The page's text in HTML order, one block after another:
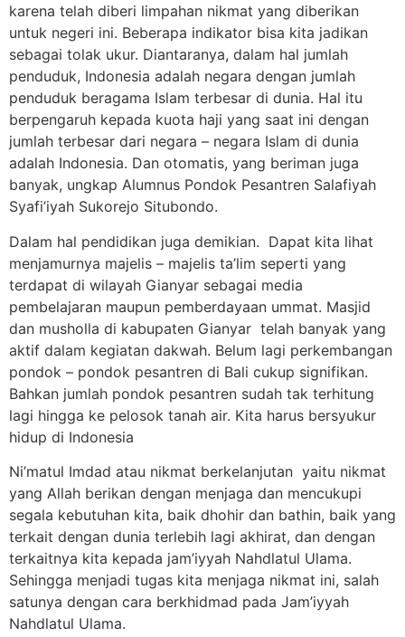
karena telah diberi limpahan nikmat yang diberikan
untuk negeri ini. Beberapa indikator bisa kita jadikan
sebagai tolak ukur. Diantaranya, dalam hal jumlah
penduduk, Indonesia adalah negara dengan jumlah
penduduk beragama Islam terbesar di dunia. Hal itu
berpengaruh kepada kuota haji yang saat ini dengan
jumlah terbesar dari negara – negara Islam di dunia
adalah Indonesia. Dan otomatis, yang beriman juga
banyak, ungkap Alumnus Pondok Pesantren Salafiyah
Syafi’iyah Sukorejo Situbondo.
Dalam hal pendidikan juga demikian. Dapat kita lihat
menjamurnya majelis – majelis ta’lim seperti yang
terdapat di wilayah Gianyar sebagai media
pembelajaran maupun pemberdayaan ummat. Masjid
dan musholla di kabupaten Gianyar telah banyak yang
aktif dalam kegiatan dakwah. Belum lagi perkembangan
pondok – pondok pesantren di Bali cukup signifikan.
Bahkan jumlah pondok pesantren sudah tak terhitung
lagi hingga ke pelosok tanah air. Kita harus bersyukur
hidup di Indonesia
Ni’matul Imdad atau nikmat berkelanjutan yaitu nikmat
yang Allah berikan dengan menjaga dan mencukupi
segala kebutuhan kita, baik dhohir dan bathin, baik yang
terkait dengan dunia terlebih lagi akhirat, dan dengan
terkaitnya kita kepada jam’iyyah Nahdlatul Ulama.
Sehingga menjadi tugas kita menjaga nikmat ini, salah
satunya dengan cara berkhidmad pada Jam’iyyah
Nahdlatul Ulama.